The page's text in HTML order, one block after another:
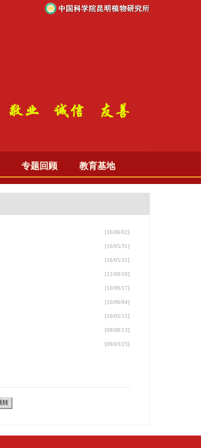
专题回顾 教育基地
[16/06/02]
[16/05/31]
[16/05/31]
[12/09/10]
[10/09/17]
[10/06/04]
[10/05/15]
[09/08/13]
[09/03/23]